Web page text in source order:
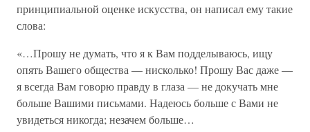
принципиальной оценке искусства, он написал ему такие
слова:
«…Прошу не думать, что я к Вам подделываюсь, ищу
опять Вашего общества — нисколько! Прошу Вас даже —
я всегда Вам говорю правду в глаза — не докучать мне
больше Вашими письмами. Надеюсь больше с Вами не
увидеться никогда; незачем больше…